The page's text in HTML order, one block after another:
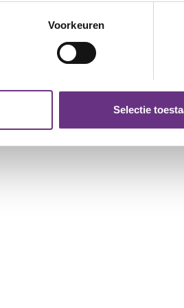
door het actief te scannen op
gegevens worden verwerkt
of intrekken in de
Ook delen we informatie over uw
Deze partners kunnen deze
Voorkeuren
Selectie
Goed nieuws! De tekst
cao Enitor Primo is